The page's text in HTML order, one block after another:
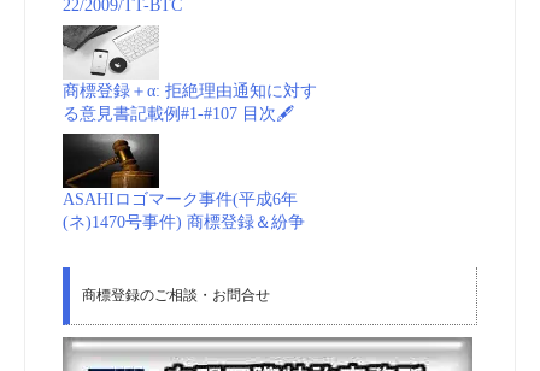
22/2009/TT-BTC
商標登録＋α: 拒絶理由通知に対す
る意見書記載例#1-#107 目次🖋
ASAHIロゴマーク事件(平成6年
(ネ)1470号事件) 商標登録＆紛争
商標登録のご相談・お問合せ